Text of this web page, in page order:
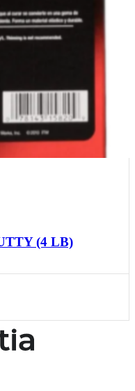
(4 LB)